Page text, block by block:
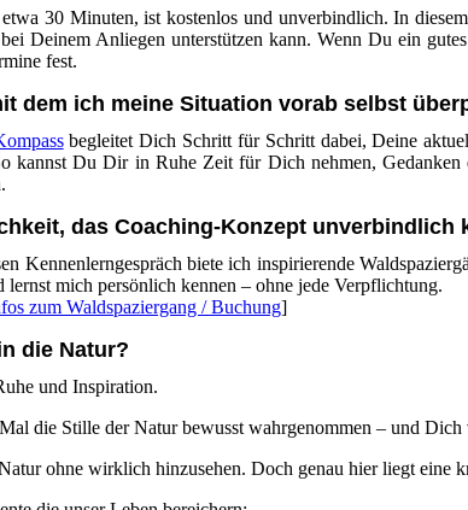
etwa 30 Minuten, ist kostenlos und unverbindlich. In
Deinem Anliegen unterstützen kann. Wenn Du ein
fest.
dem ich meine Situation vorab selbst
begleitet Dich Schritt für Schritt dabei, Deine
kannst Du Dir in Ruhe Zeit für Dich nehmen,
das Coaching-Konzept unverbindlich
Kennenlerngespräch biete ich inspirierende
mich persönlich kennen – ohne jede Verpflichtung.
zum Waldspaziergang / Buchung]
die Natur?
und Inspiration.
die Stille der Natur bewusst wahrgenommen – und Dich
ohne wirklich hinzusehen. Doch genau hier liegt eine